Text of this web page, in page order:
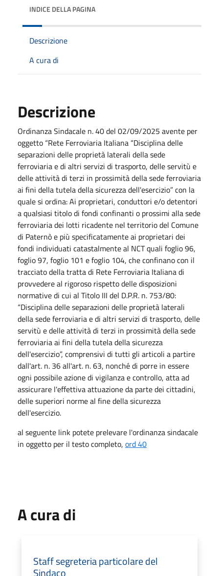
INDICE DELLA PAGINA
Descrizione
A cura di
Descrizione
Ordinanza Sindacale n. 40 del 02/09/2025 avente per
oggetto “Rete Ferroviaria Italiana “Disciplina delle
separazioni delle proprietà laterali della sede
ferroviaria e di altri servizi di trasporto, delle servitù e
delle attività di terzi in prossimità della sede ferroviaria
ai fini della tutela della sicurezza dell'esercizio” con la
quale si ordina: Ai proprietari, conduttori e/o detentori
a qualsiasi titolo di fondi confinanti o prossimi alla sede
ferroviaria dei lotti ricadente nel territorio del Comune
di Paternò e più specificatamente ai proprietari dei
fondi individuati catastalmente al NCT quali foglio 96,
foglio 97, foglio 101 e foglio 104, che confinano con il
tracciato della tratta di Rete Ferroviaria Italiana di
provvedere al rigoroso rispetto delle disposizioni
normative di cui al Titolo III del D.P.R. n. 753/80:
“Disciplina delle separazioni delle proprietà laterali
della sede ferroviaria e di altri servizi di trasporto, delle
servitù e delle attività di terzi in prossimità della sede
ferroviaria ai fini della tutela della sicurezza
dell'esercizio”, comprensivi di tutti gli articoli a partire
dall'art. n. 36 all'art. n. 63, nonché di porre in essere
ogni possibile azione di vigilanza e controllo, atta ad
assicurare l'effettiva attuazione da parte dei cittadini,
delle superiori norme al fine della sicurezza
dell'esercizio.
al seguente link potete prelevare l'ordinanza sindacale
in oggetto per il testo completo, ord 40
A cura di
Staff segreteria particolare del
Sindaco